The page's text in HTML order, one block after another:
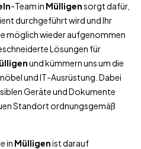
-Team in Mülligensorgt dafür,
durchgeführt wird und Ihr
möglich wieder aufgenommen
Lösungen für
und kümmern uns um die
und IT-Ausrüstung. Dabei
Geräte und Dokumente
Standort ordnungsgemäß
in Mülligenist darauf